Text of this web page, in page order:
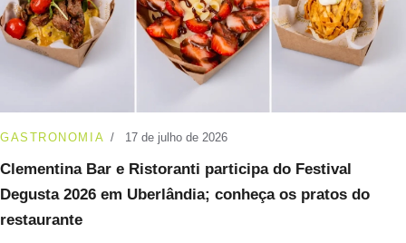
CONVENTION
COMPLEXO
CONTATO
GASTRONOMIA 17 de julho de 2026
Clementina Bar e Ristoranti participa do Festival
Degusta 2026 em Uberlândia; conheça os pratos do
restaurante